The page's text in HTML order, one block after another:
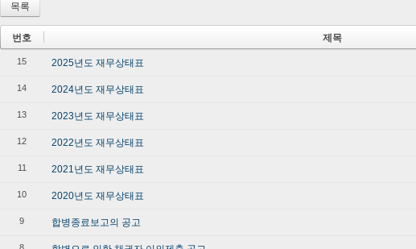
목록
번호 제목
15 2025년도 재무상태표
14 2024년도 재무상태표
13 2023년도 재무상태표
12 2022년도 재무상태표
11 2021년도 재무상태표
10 2020년도 재무상태표
9 합병종료보고의 공고